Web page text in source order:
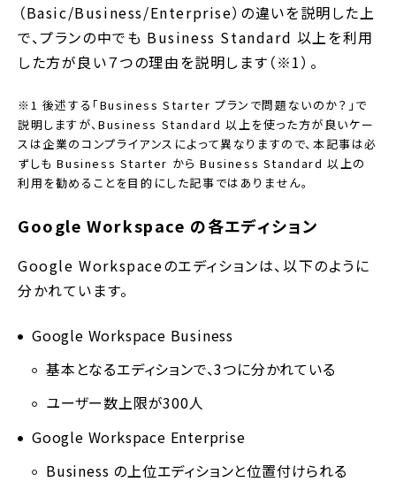
（Basic/Business/Enterprise）の違いを説明した上
で、プランの中でも Business Standard 以上を利用
した方が良い７つの理由を説明します（※1）。
※1 後述する「Business Starter プランで問題ないのか？」で
説明しますが、Business Standard 以上を使った方が良いケー
スは企業のコンプライアンスによって異なりますので、本記事は必
ずしも Business Starter から Business Standard 以上の
利用を勧めることを目的にした記事ではありません。
Google Workspace の各エディション
Google Workspaceのエディションは、以下のように
分かれています。
Google Workspace Business
基本となるエディションで、3つに分かれている
ユーザー数上限が300人
Google Workspace Enterprise
Business の上位エディションと位置付けられる